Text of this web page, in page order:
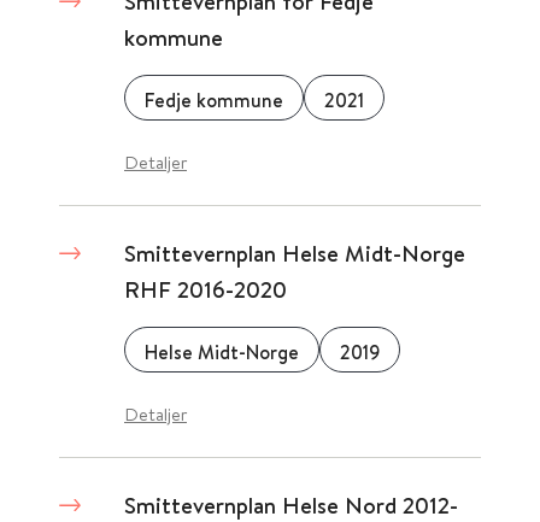
kommune
Fedje kommune 2021
Detaljer
Smittevernplan Helse Midt-Norge
RHF 2016-2020
Helse Midt-Norge 2019
Detaljer
Smittevernplan Helse Nord 2012-